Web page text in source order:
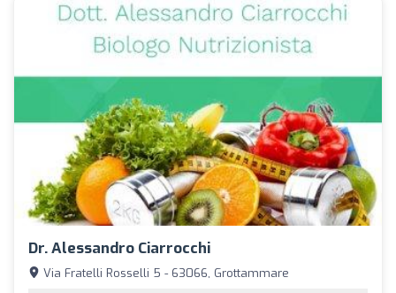
Dr. Alessandro Ciarrocchi
Via Fratelli Rosselli 5 - 63066, Grottammare